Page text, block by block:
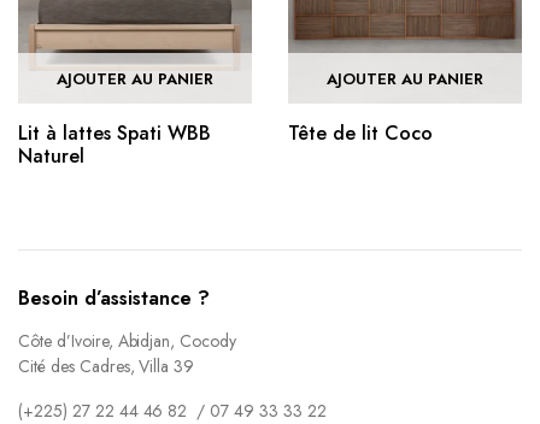
AJOUTER AU PANIER
Lit à lattes Spati WBB
Naturel
AJOUTER AU PANIER
Tête de lit Coco
Besoin d’assistance ?
Côte d’Ivoire, Abidjan, Cocody
Cité des Cadres, Villa 39
(+225) 27 22 44 46 82 / 07 49 33 33 22